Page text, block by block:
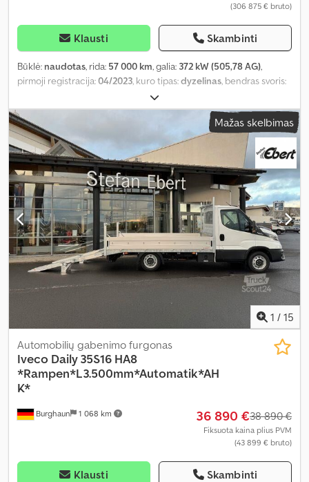
(306 875 € bruto)
Klausti Skambinti
Būklė: naudotas, rida: 57 000 km, galia: 372 kW (505,78 AG),
pirmoji registracija:04/2023, kuro tipas:dyzelinas, bendras svoris:
3 ašys
emisijos klasė:Euro 6, Gamybos metai:2023, Įranga:ABS,
Mažas skelbimas
1 / 15
Burghaun 1 068 km
Automobilių gabenimo furgonas
Iveco Daily 35S16 HA8
*Rampen*L3.500mm*Automatik*AH
K*
36 890 €38 890 €
Fiksuota kaina plius PVM
(43 899 € bruto)
Klausti Skambinti